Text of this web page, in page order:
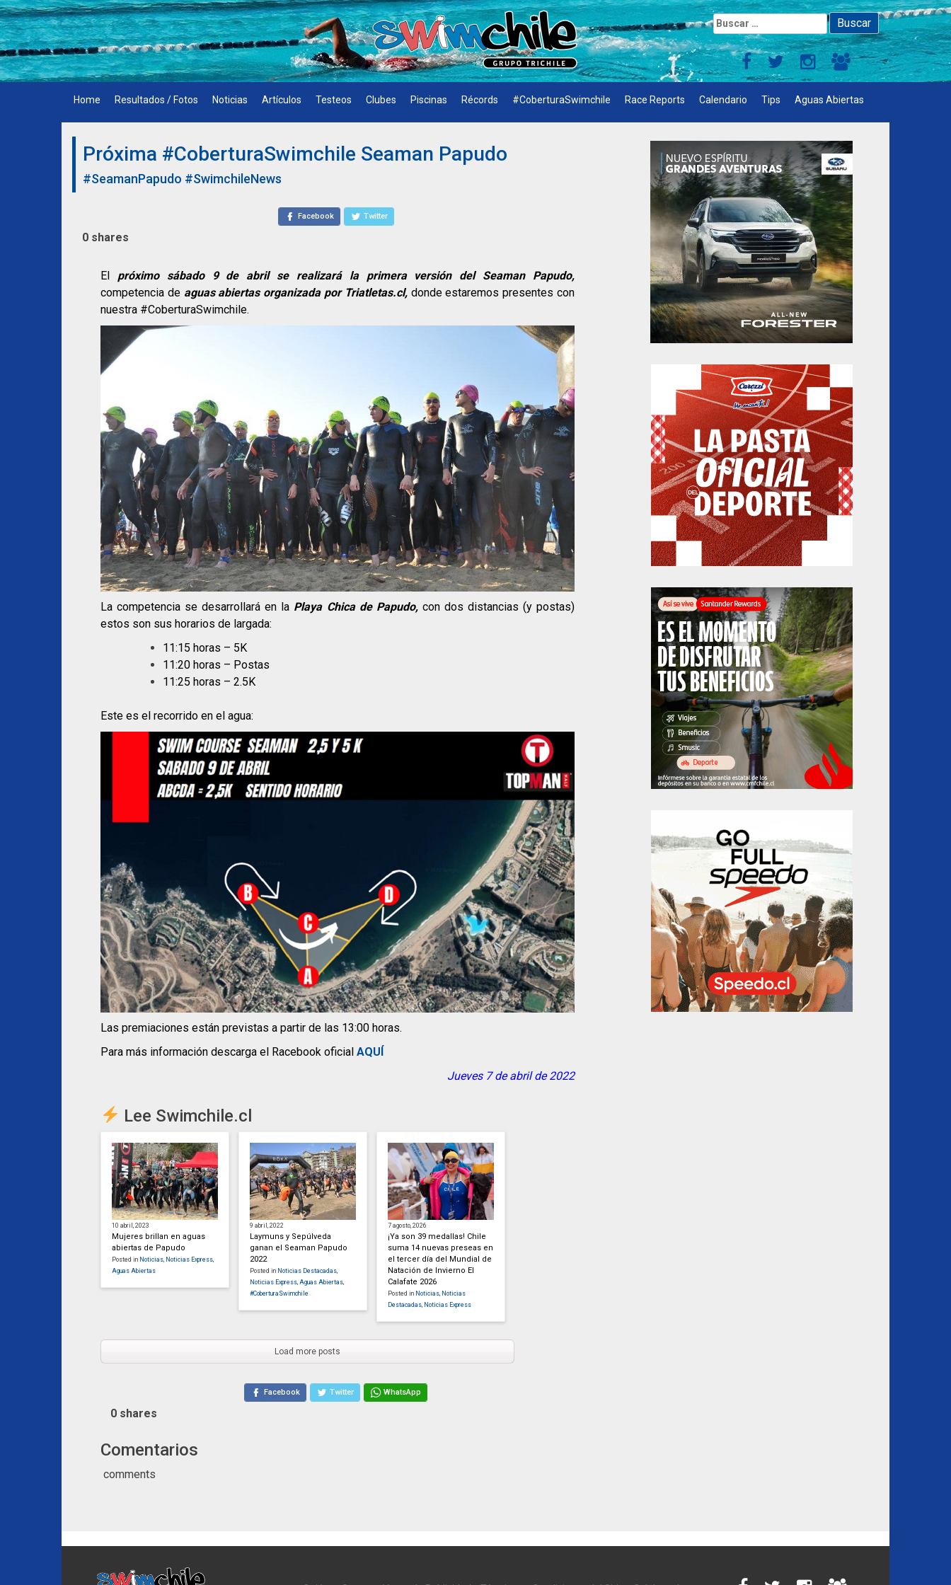
Skip
to
content
Buscar:
Home Resultados / Fotos Noticias Artículos Testeos Clubes Piscinas Récords #CoberturaSwimchile Race Reports Calendario Tips Aguas Abiertas
Próxima #CoberturaSwimchile Seaman Papudo
#SeamanPapudo #SwimchileNews
Facebook Twitter
0 shares
El próximo sábado 9 de abril se realizará la primera versión del Seaman Papudo,
competencia de aguas abiertas organizada por Triatletas.cl, donde estaremos presentes con
nuestra #CoberturaSwimchile.
La competencia se desarrollará en la Playa Chica de Papudo,con dos distancias (y postas)
estos son sus horarios de largada:
11:15 horas – 5K
11:20 horas – Postas
11:25 horas – 2.5K
Este es el recorrido en el agua:
Las premiaciones están previstas a partir de las 13:00 horas.
Para más información descarga el Racebook oficial AQUÍ
Jueves 7 de abril de 2022
Lee Swimchile.cl
10 abril, 2023
Mujeres brillan en aguas
abiertas de Papudo
Posted in Noticias, Noticias Express,
Aguas Abiertas
9 abril, 2022
Laymuns y Sepúlveda
ganan el Seaman Papudo
2022
Posted in Noticias Destacadas,
Noticias Express, Aguas Abiertas,
#CoberturaSwimchile
7 agosto, 2026
¡Ya son 39 medallas! Chile
suma 14 nuevas preseas en
el tercer día del Mundial de
Natación de Invierno El
Calafate 2026
Posted in Noticias, Noticias
Destacadas, Noticias Express
Load more posts
Facebook Twitter WhatsApp
0 shares
Comentarios
comments